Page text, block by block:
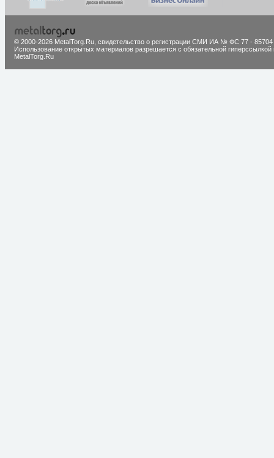
© 2000-2026 MetalTorg.Ru, cвидетельство о регистрации СМИ ИА № ФС 77 - 85704
Использование открытых материалов разрешается с обязательной гиперссылкой
MetalTorg.Ru